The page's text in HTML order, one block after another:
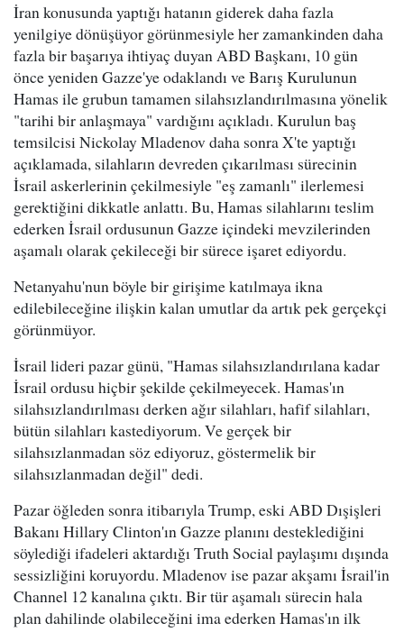
İran konusunda yaptığı hatanın giderek daha fazla
yenilgiye dönüşüyor görünmesiyle her zamankinden daha
fazla bir başarıya ihtiyaç duyan ABD Başkanı, 10 gün
önce yeniden Gazze'ye odaklandı ve Barış Kurulunun
Hamas ile grubun tamamen silahsızlandırılmasına yönelik
"tarihi bir anlaşmaya" vardığını açıkladı. Kurulun baş
temsilcisi Nickolay Mladenov daha sonra X'te yaptığı
açıklamada, silahların devreden çıkarılması sürecinin
İsrail askerlerinin çekilmesiyle "eş zamanlı" ilerlemesi
gerektiğini dikkatle anlattı. Bu, Hamas silahlarını teslim
ederken İsrail ordusunun Gazze içindeki mevzilerinden
aşamalı olarak çekileceği bir sürece işaret ediyordu.
Netanyahu'nun böyle bir girişime katılmaya ikna
edilebileceğine ilişkin kalan umutlar da artık pek gerçekçi
görünmüyor.
İsrail lideri pazar günü, "Hamas silahsızlandırılana kadar
İsrail ordusu hiçbir şekilde çekilmeyecek. Hamas'ın
silahsızlandırılması derken ağır silahları, hafif silahları,
bütün silahları kastediyorum. Ve gerçek bir
silahsızlanmadan söz ediyoruz, göstermelik bir
silahsızlanmadan değil" dedi.
Pazar öğleden sonra itibarıyla Trump, eski ABD Dışişleri
Bakanı Hillary Clinton'ın Gazze planını desteklediğini
söylediği ifadeleri aktardığı Truth Social paylaşımı dışında
sessizliğini koruyordu. Mladenov ise pazar akşamı İsrail'in
Channel 12 kanalına çıktı. Bir tür aşamalı sürecin hala
plan dahilinde olabileceğini ima ederken Hamas'ın ilk